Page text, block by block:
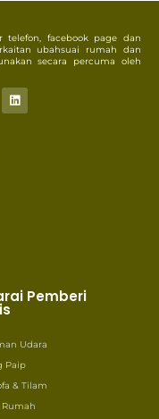
telefon, facebook page dan
ubahsuai rumah dan
secara percuma oleh
Pemberi
Udara
Paip
& Tilam
Rumah